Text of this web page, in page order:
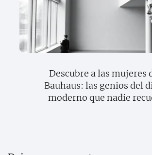
Descubre a las mujeres
Bauhaus: las genios del
moderno que nadie